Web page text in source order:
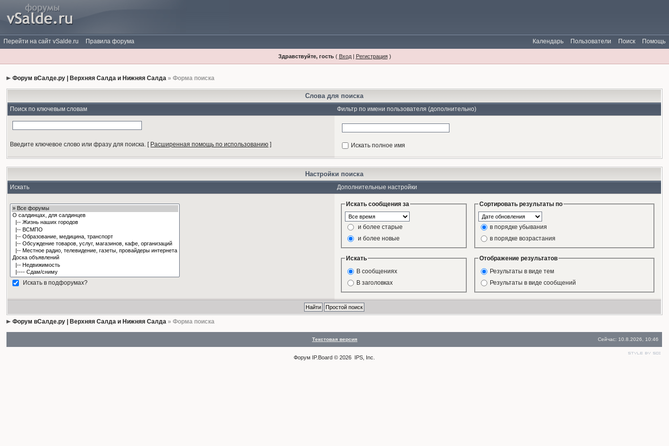
Перейти на сайт vSalde.ru Правила форума Помощь
Поиск
Пользователи
Календарь
Здравствуйте, гость( Вход| Регистрация)
Форум вСалде.ру | Верхняя Салда и Нижняя Салда » Форма поиска
Слова для поиска
Поиск по ключевым словам Фильтр по имени пользователя (дополнительно)
Введите ключевое слово или фразу для поиска. [ Расширенная помощь по использованию ] Искать полное имя
Настройки поиска
Искать Дополнительные настройки
Искать в подфорумах?
Искать сообщения за
и более старые
и более новые
Сортировать результаты по
в порядке убывания
в порядке возрастания
Искать
В сообщениях
В заголовках
Отображение результатов
Результаты в виде тем
Результаты в виде сообщений
Форум вСалде.ру | Верхняя Салда и Нижняя Салда » Форма поиска
Текстовая версия Сейчас: 10.8.2026, 10:46
Форум IP.Board © 2026 IPS, Inc